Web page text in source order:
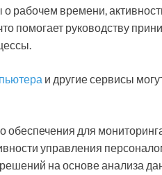
о рабочем времени,
помогает руководству
и другие сервисы
для
управления
на основе анализа